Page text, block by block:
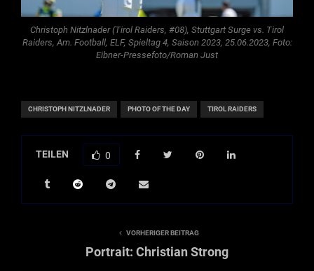
Christoph Nitzlnader (Tirol Raiders, #08), Stuttgart Surge vs. Tirol
Raiders, Am. Football, ELF, Spieltag 4, Saison 2023, 25.06.2023, Foto:
Eibner-Pressefoto/Roman Just
CHRISTOPH NITZLNADER PHOTO OF THE DAY TIROL RAIDERS
TEILEN 0
VORHERIGER BEITRAG
Portrait: Christian Strong